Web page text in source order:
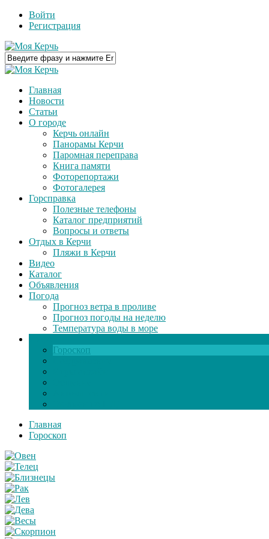
Войти
Регистрация
Главная
Новости
Статьи
О городе
Керчь онлайн
Панорамы Керчи
Паромная переправа
Книга памяти
Фоторепортажи
Фотогалерея
Горсправка
Полезные телефоны
Каталог предприятий
Вопросы и ответы
Отдых в Керчи
Пляжи в Керчи
Видео
Каталог
Объявления
Погода
Прогноз ветра в проливе
Прогноз погоды на неделю
Температура воды в море
Гороскоп
Главная
Гороскоп